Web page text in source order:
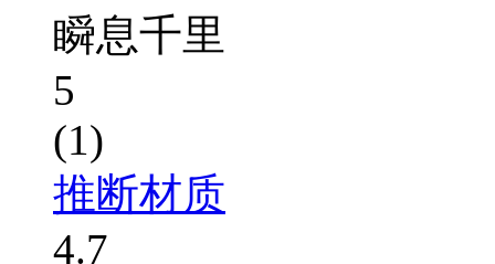
瞬息千里
5
(1)
推断材质
4.7